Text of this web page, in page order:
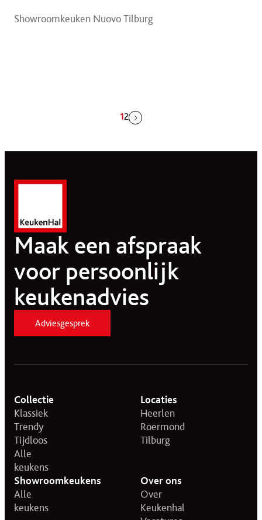
Showroomkeuken Nuovo Tilburg
paginering
12
Maak een afspraak
voor persoonlijk
keukenadvies
Adviesgesprek
Collectie
Klassiek
Trendy
Tijdloos
Alle
keukens
Locaties
Heerlen
Roermond
Tilburg
Showroomkeukens
Alle
keukens
Over ons
Over
Keukenhal